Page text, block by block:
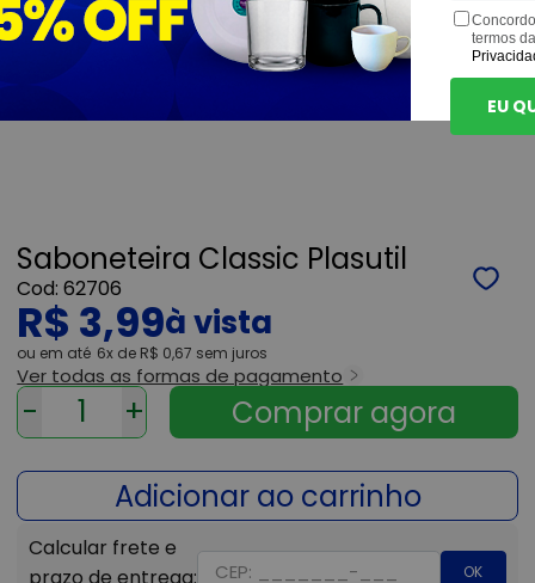
Saboneteira Classic Plasutil
62706
R$ 3,99
ou 6x de R$ 0,67 sem juros
Ver todas as formas de pagamento
- +
OK
termos
EU